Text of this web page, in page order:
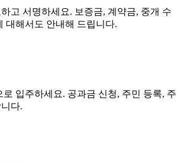
고 서명하세요. 보증금, 계약금, 중개 수
대해서도 안내해 드립니다.
로 입주하세요. 공과금 신청, 주민 등록, 주
다.